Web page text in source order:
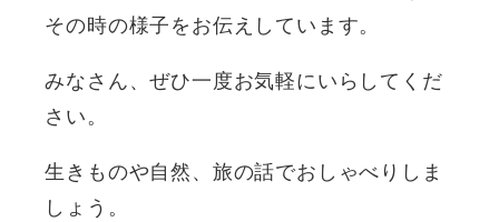
その時の様子をお伝えしています。
みなさん、ぜひ一度お気軽にいらしてくだ
さい。
生きものや自然、旅の話でおしゃべりしま
しょう。